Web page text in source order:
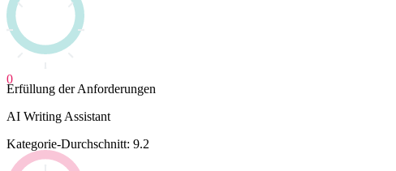
0
Erfüllung der Anforderungen
AI Writing Assistant
Kategorie-Durchschnitt: 9.2